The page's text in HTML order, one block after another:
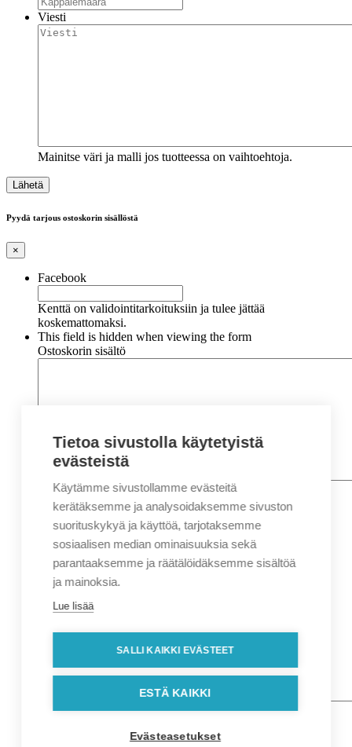
Viesti
Mainitse väri ja malli jos tuotteessa on vaihtoehtoja.
Pyydä tarjous ostoskorin sisällöstä
×
Facebook
Kenttä on validointitarkoituksiin ja tulee jättää
koskemattomaksi.
This field is hidden when viewing the form
Ostoskorin sisältö
Nimi*
Etunimi
Sukunimi
Sähköposti*
Puhelin*
Osoitetiedot
Lähiosoite
Postinumero
Tietoa sivustolla käytetyistä
evästeistä
Käytämme sivustollamme evästeitä
kerätäksemme ja analysoidaksemme sivuston
suorituskykyä ja käyttöä, tarjotaksemme
sosiaalisen median ominaisuuksia sekä
parantaaksemme ja räätälöidäksemme sisältöä
ja mainoksia.
Lue lisää
SALLI KAIKKI EVÄSTEET
ESTÄ KAIKKI
Evästeasetukset